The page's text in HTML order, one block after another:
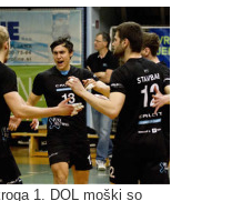
1. DOL moški so